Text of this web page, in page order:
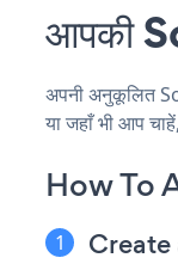
आपकी
अपनी अनुकूलित
या जहाँ भी आप
How To
Create